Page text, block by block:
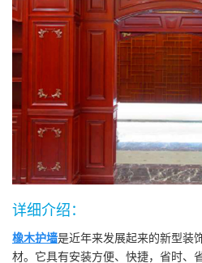
详细介绍：
橡木护墙是近年来发展起来的新型装
材。它具有安装方便、快捷，省时、